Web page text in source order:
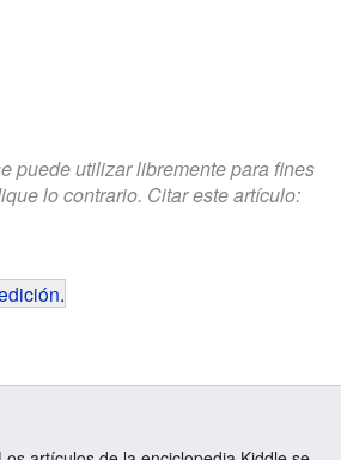
puede utilizar libremente para fines
lo contrario. Citar este artículo:
.